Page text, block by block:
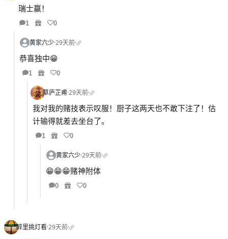
瑞士赢！
1 0
黄家六少·29天前·
恭喜独中😁
1 0
草庐芷甫·29天前·
我对我的赌技表示叹服！厨子这两天也不敢下注了！估
计输得就差去坐台了。
1 0
黄家六少·29天前·
😁😁😁赌神附体
0 0
醉里挑灯看·29天前·